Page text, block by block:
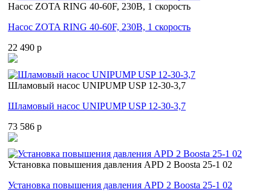
Насос ZOTA RING 40-60F, 230В, 1 скорость
Насос ZOTA RING 40-60F, 230В, 1 скорость
22 490 p
Шламовый насос UNIPUMP USP 12-30-3,7
Шламовый насос UNIPUMP USP 12-30-3,7
73 586 p
Установка повышения давления APD 2 Boosta 25-1 02
Установка повышения давления APD 2 Boosta 25-1 02